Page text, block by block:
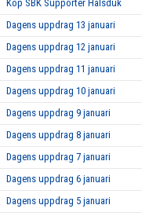
Köp SBK Supporter Halsduk
Dagens uppdrag 13 januari
Dagens uppdrag 12 januari
Dagens uppdrag 11 januari
Dagens uppdrag 10 januari
Dagens uppdrag 9 januari
Dagens uppdrag 8 januari
Dagens uppdrag 7 januari
Dagens uppdrag 6 januari
Dagens uppdrag 5 januari